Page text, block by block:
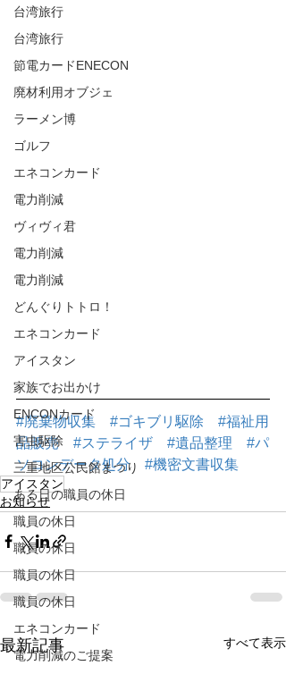
台湾旅行
台湾旅行
節電カードENECON
廃材利用オブジェ
ラーメン博
ゴルフ
エネコンカード
電力削減
ヴィヴィ君
電力削減
電力削減
どんぐりトトロ！
エネコンカード
アイスタン
家族でお出かけ
ENCONカード
害虫駆除
三重地区公民館まつり
ある日の職員の休日
職員の休日
職員の休日
職員の休日
職員の休日
エネコンカード
電力削減のご提案
#廃棄物収集 #ゴキブリ駆除
#福祉用
品販売
#ステライザ #遺品整理
#パ
ソコンデータ処分
#機密文書収集
アイスタン
お知らせ
最新記事 すべて表示